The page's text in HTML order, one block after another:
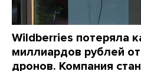
Wildberries потеряла
миллиардов рублей
дронов. Компания